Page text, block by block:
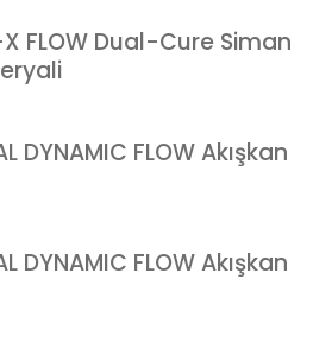
X FLOW Dual-Cure Siman
DYNAMIC FLOW Akışkan
DYNAMIC FLOW Akışkan